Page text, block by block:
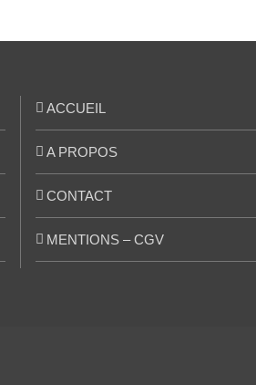
ACCUEIL
A PROPOS
CONTACT
MENTIONS – CGV